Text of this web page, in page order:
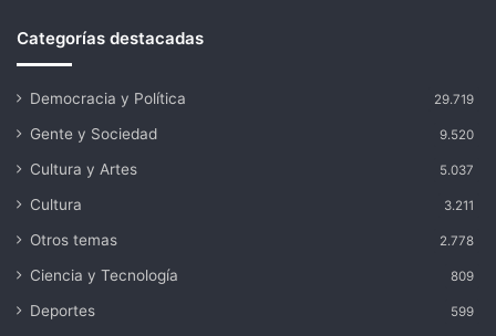
Categorías destacadas
Democracia y Política 29.719
Gente y Sociedad 9.520
Cultura y Artes 5.037
Cultura 3.211
Otros temas 2.778
Ciencia y Tecnología 809
Deportes 599